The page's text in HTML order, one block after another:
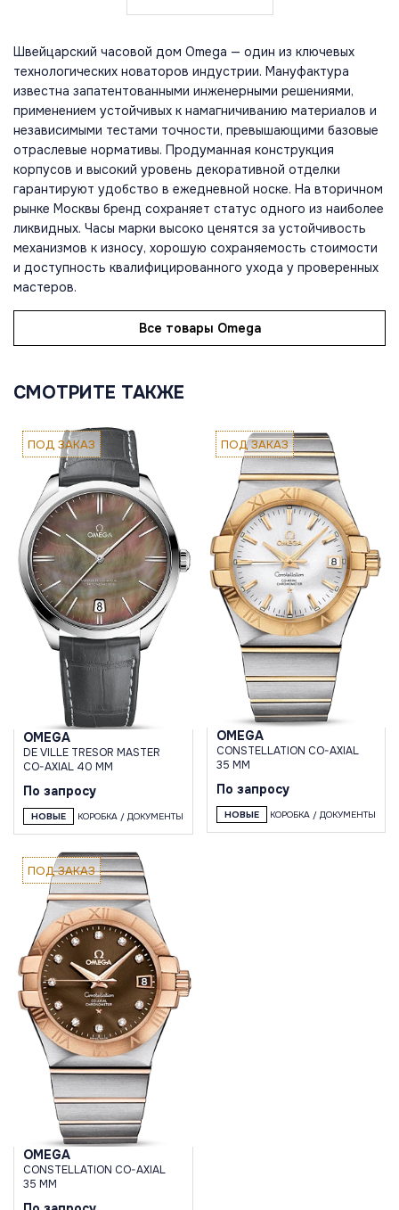
Швейцарский часовой дом Omega — один из ключевых
технологических новаторов индустрии. Мануфактура
известна запатентованными инженерными решениями,
применением устойчивых к намагничиванию материалов и
независимыми тестами точности, превышающими базовые
отраслевые нормативы. Продуманная конструкция
корпусов и высокий уровень декоративной отделки
гарантируют удобство в ежедневной носке. На вторичном
рынке Москвы бренд сохраняет статус одного из наиболее
ликвидных. Часы марки высоко ценятся за устойчивость
механизмов к износу, хорошую сохраняемость стоимости
и доступность квалифицированного ухода у проверенных
мастеров.
Все товары Omega
СМОТРИТЕ ТАКЖЕ
ПОД ЗАКАЗ
OMEGA
DE VILLE TRESOR MASTER
CO-AXIAL 40 MM
По запросу
НОВЫЕ КОРОБКА / ДОКУМЕНТЫ
ПОД ЗАКАЗ
OMEGA
CONSTELLATION CO-AXIAL
35 MM
По запросу
НОВЫЕ КОРОБКА / ДОКУМЕНТЫ
ПОД ЗАКАЗ
OMEGA
CONSTELLATION CO-AXIAL
35 MM